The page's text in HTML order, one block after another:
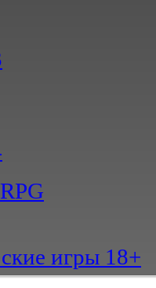
игры 18+